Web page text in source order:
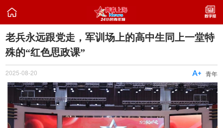

老兵永远跟党走，军训场上的高中生同上一堂特
殊的“红色思政课”
2025-08-20 青年
